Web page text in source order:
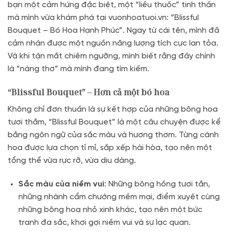
bạn một cảm hứng đặc biệt, một “liều thuốc” tinh thần
mà mình vừa khám phá tại vuonhoatuoi.vn: “Blissful
Bouquet – Bó Hoa Hạnh Phúc”. Ngay từ cái tên, mình đã
cảm nhận được một nguồn năng lượng tích cực lan tỏa.
Và khi tận mắt chiêm ngưỡng, mình biết rằng đây chính
là “nàng thơ” mà mình đang tìm kiếm.
“Blissful Bouquet” – Hơn cả một bó hoa
Không chỉ đơn thuần là sự kết hợp của những bông hoa
tươi thắm, “Blissful Bouquet” là một câu chuyện được kể
bằng ngôn ngữ của sắc màu và hương thơm. Từng cánh
hoa được lựa chọn tỉ mỉ, sắp xếp hài hòa, tạo nên một
tổng thể vừa rực rỡ, vừa dịu dàng.
Sắc màu của niềm vui: Những bông hồng tươi tắn,
những nhành cẩm chướng mềm mại, điểm xuyết cùng
những bông hoa nhỏ xinh khác, tạo nên một bức
tranh đa sắc, khơi gợi niềm vui và sự lạc quan.